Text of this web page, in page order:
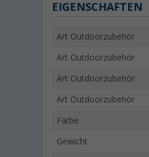
EIGENSCHAFTEN
Art Outdoorzubehör
Art Outdoorzubehör
Art Outdoorzubehör
Art Outdoorzubehör
Farbe
Gewicht